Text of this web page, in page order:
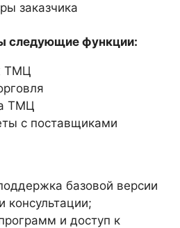
заказчика
следующие функции:
ТМЦ
ТМЦ
с поставщиками
базовой версии
консультации;
и доступ к